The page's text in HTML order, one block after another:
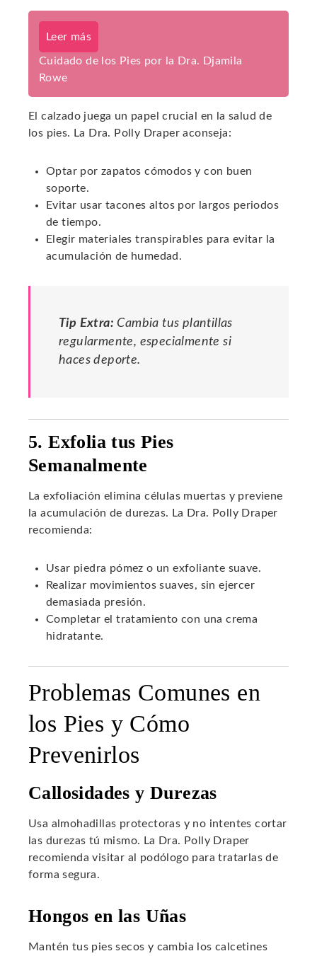
Leer más
Cuidado de los Pies por la Dra. Djamila
Rowe
El calzado juega un papel crucial en la salud de
los pies. La Dra. Polly Draper aconseja:
Optar por zapatos cómodos y con buen
soporte.
Evitar usar tacones altos por largos periodos
de tiempo.
Elegir materiales transpirables para evitar la
acumulación de humedad.
Tip Extra: Cambia tus plantillas
regularmente, especialmente si
haces deporte.
5. Exfolia tus Pies
Semanalmente
La exfoliación elimina células muertas y previene
la acumulación de durezas. La Dra. Polly Draper
recomienda:
Usar piedra pómez o un exfoliante suave.
Realizar movimientos suaves, sin ejercer
demasiada presión.
Completar el tratamiento con una crema
hidratante.
Problemas Comunes en
los Pies y Cómo
Prevenirlos
Callosidades y Durezas
Usa almohadillas protectoras y no intentes cortar
las durezas tú mismo. La Dra. Polly Draper
recomienda visitar al podólogo para tratarlas de
forma segura.
Hongos en las Uñas
Mantén tus pies secos y cambia los calcetines